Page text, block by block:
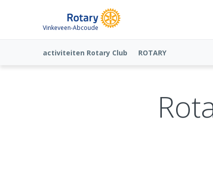
Vinkeveen-Abcoude
activiteiten Rotary Club ROTARY